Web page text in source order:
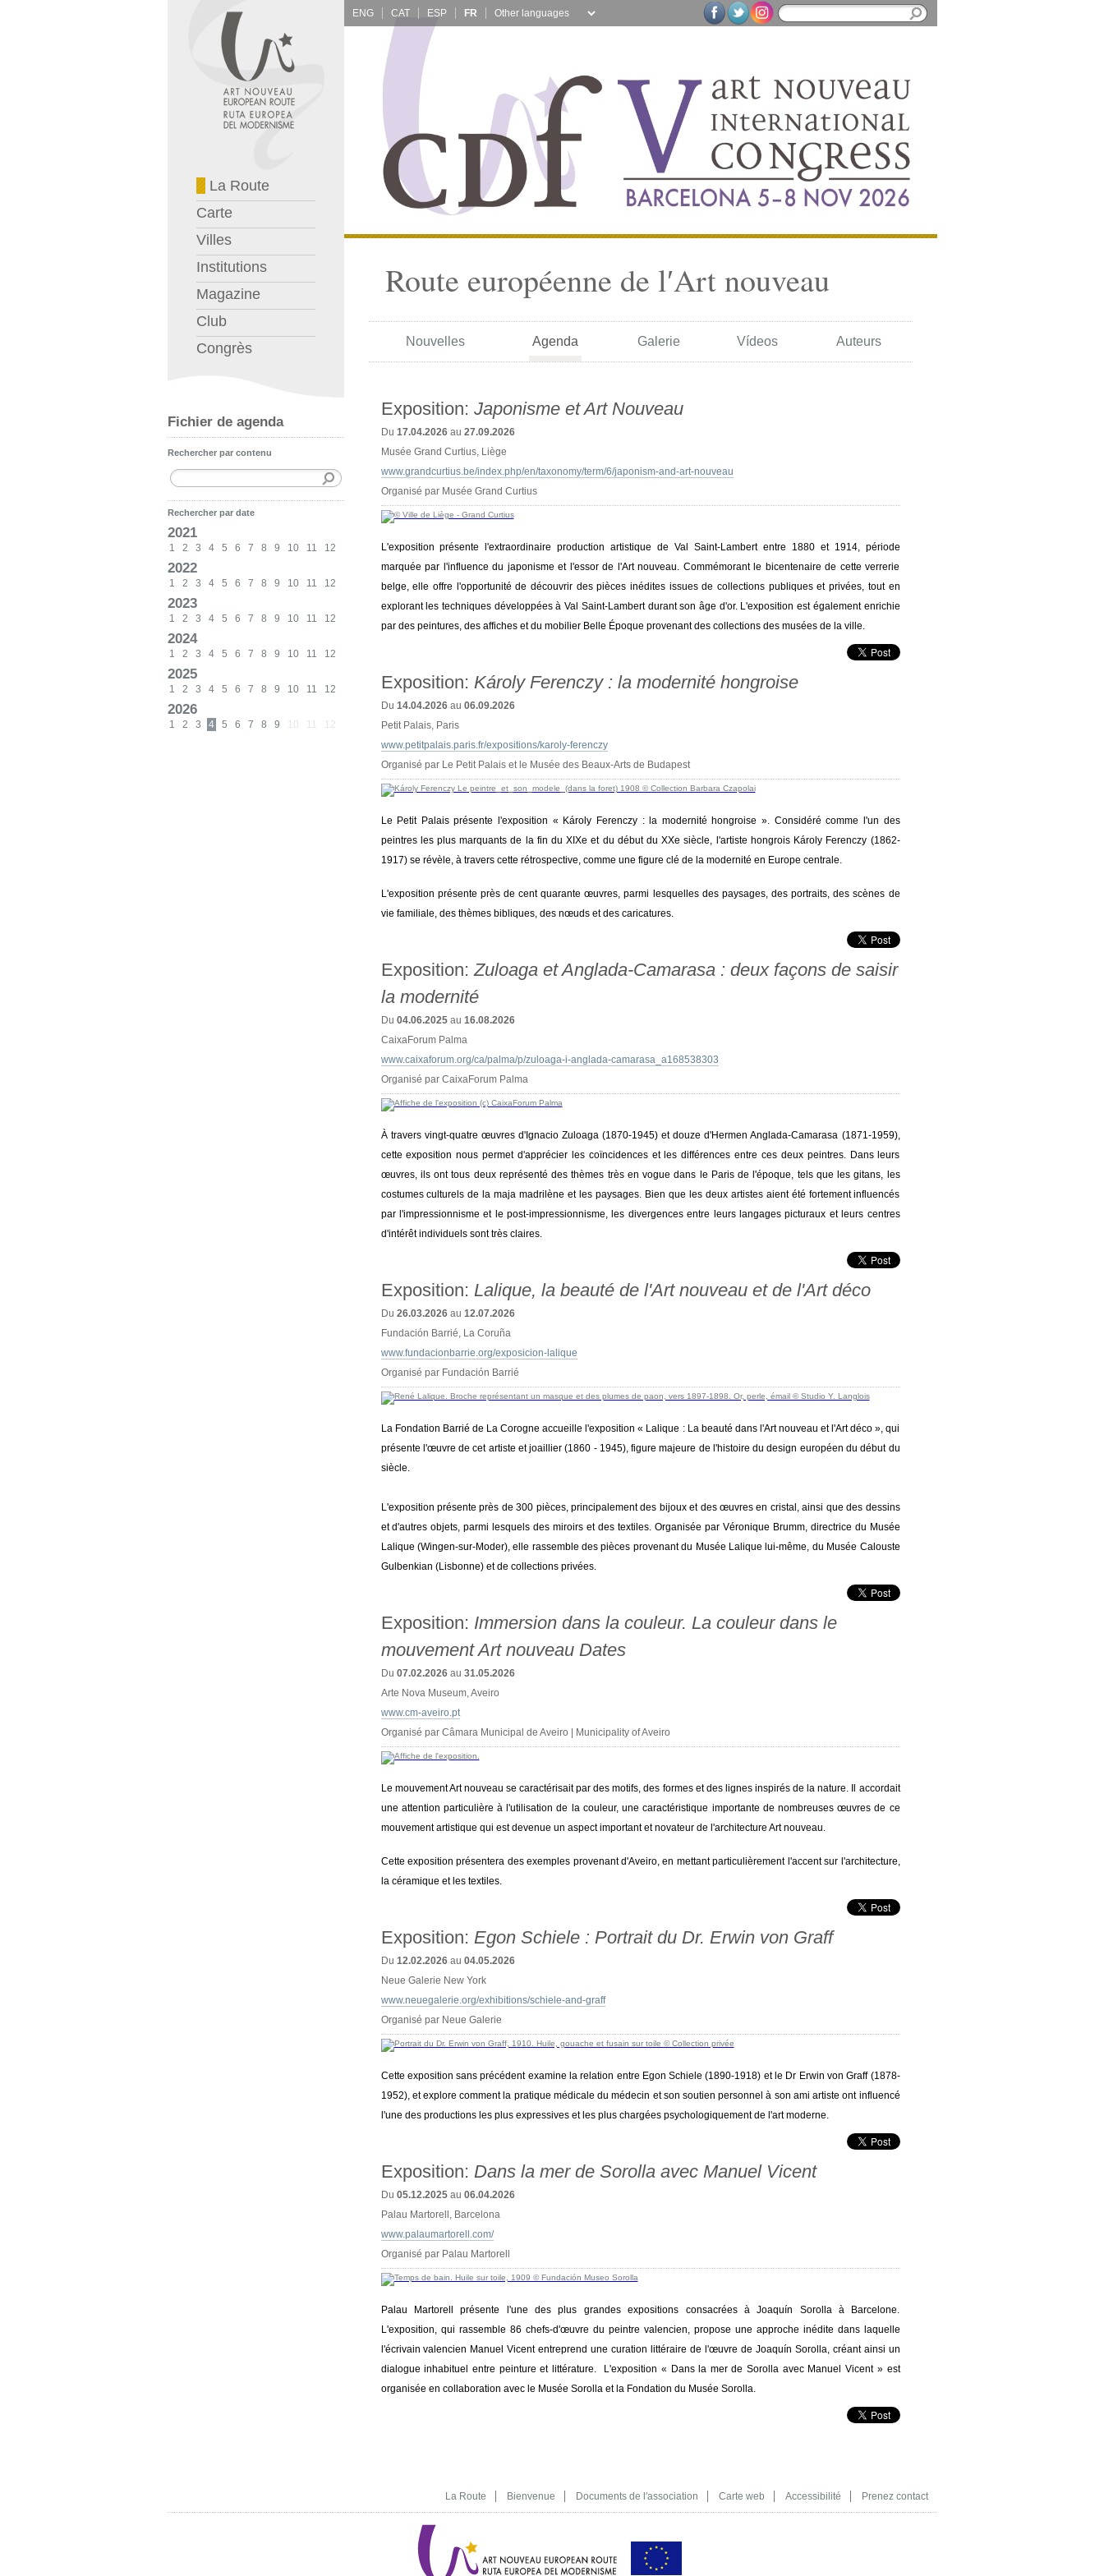
La Route
Carte
Villes
Institutions
Magazine
Club
Congrès
Fichier de agenda
Rechercher par contenu
Rechercher par date
2021
1 2 3 4 5 6 7 8 9 10 11 12
2022
1 2 3 4 5 6 7 8 9 10 11 12
2023
1 2 3 4 5 6 7 8 9 10 11 12
2024
1 2 3 4 5 6 7 8 9 10 11 12
2025
1 2 3 4 5 6 7 8 9 10 11 12
2026
1 2 3 4 5 6 7 8 9 10 11 12
ENG CAT ESP FR
Route européenne de l′Art nouveau
Nouvelles Agenda Galerie Vídeos Auteurs
Exposition: Japonisme et Art Nouveau
Du 17.04.2026au 27.09.2026
Musée Grand Curtius, Liège
www.grandcurtius.be/index.php/en/taxonomy/term/6/japonism-and-art-nouveau
Organisé par Musée Grand Curtius
L'exposition présente l'extraordinaire production artistique de Val Saint-Lambert entre 1880 et 1914, période
marquée par l'influence du japonisme et l'essor de l'Art nouveau. Commémorant le bicentenaire de cette verrerie
belge, elle offre l'opportunité de découvrir des pièces inédites issues de collections publiques et privées, tout en
explorant les techniques développées à Val Saint-Lambert durant son âge d'or. L'exposition est également enrichie
par des peintures, des affiches et du mobilier Belle Époque provenant des collections des musées de la ville.
Exposition: Károly Ferenczy : la modernité hongroise
Du 14.04.2026au 06.09.2026
Petit Palais, Paris
www.petitpalais.paris.fr/expositions/karoly-ferenczy
Organisé par Le Petit Palais et le Musée des Beaux-Arts de Budapest
Le Petit Palais présente l'exposition « Károly Ferenczy : la modernité hongroise ». Considéré comme l'un des
peintres les plus marquants de la fin du XIXe et du début du XXe siècle, l'artiste hongrois Károly Ferenczy (1862-
1917) se révèle, à travers cette rétrospective, comme une figure clé de la modernité en Europe centrale.
L'exposition présente près de cent quarante œuvres, parmi lesquelles des paysages, des portraits, des scènes de
vie familiale, des thèmes bibliques, des nœuds et des caricatures.
Exposition:Zuloaga et Anglada-Camarasa : deux façons de saisir
la modernité
Du 04.06.2025au 16.08.2026
CaixaForum Palma
www.caixaforum.org/ca/palma/p/zuloaga-i-anglada-camarasa_a168538303
Organisé par CaixaForum Palma
À travers vingt-quatre œuvres d'Ignacio Zuloaga (1870-1945) et douze d'Hermen Anglada-Camarasa (1871-1959),
cette exposition nous permet d'apprécier les coïncidences et les différences entre ces deux peintres. Dans leurs
œuvres, ils ont tous deux représenté des thèmes très en vogue dans le Paris de l'époque, tels que les gitans, les
costumes culturels de la maja madrilène et les paysages. Bien que les deux artistes aient été fortement influencés
par l'impressionnisme et le post-impressionnisme, les divergences entre leurs langages picturaux et leurs centres
d'intérêt individuels sont très claires.
Exposition: Lalique, la beauté de l'Art nouveau et de l'Art déco
Du 26.03.2026au 12.07.2026
Fundación Barrié, La Coruña
www.fundacionbarrie.org/exposicion-lalique
Organisé par Fundación Barrié
La Fondation Barrié de La Corogne accueille l'exposition « Lalique : La beauté dans l'Art nouveau et l'Art déco », qui
présente l'œuvre de cet artiste et joaillier (1860 - 1945), figure majeure de l'histoire du design européen du début du
siècle.
L'exposition présente près de 300 pièces, principalement des bijoux et des œuvres en cristal, ainsi que des dessins
et d'autres objets, parmi lesquels des miroirs et des textiles. Organisée par Véronique Brumm, directrice du Musée
Lalique (Wingen-sur-Moder), elle rassemble des pièces provenant du Musée Lalique lui-même, du Musée Calouste
Gulbenkian (Lisbonne) et de collections privées.
Exposition: Immersion dans la couleur. La couleur dans le
mouvement Art nouveau Dates
Du 07.02.2026au 31.05.2026
Arte Nova Museum, Aveiro
www.cm-aveiro.pt
Organisé par Câmara Municipal de Aveiro | Municipality of Aveiro
Le mouvement Art nouveau se caractérisait par des motifs, des formes et des lignes inspirés de la nature. Il accordait
une attention particulière à l'utilisation de la couleur, une caractéristique importante de nombreuses œuvres de ce
mouvement artistique qui est devenue un aspect important et novateur de l'architecture Art nouveau.
Cette exposition présentera des exemples provenant d'Aveiro, en mettant particulièrement l'accent sur l'architecture,
la céramique et les textiles.
Exposition: Egon Schiele : Portrait du Dr. Erwin von Graff
Du 12.02.2026au 04.05.2026
Neue Galerie New York
www.neuegalerie.org/exhibitions/schiele-and-graff
Organisé par Neue Galerie
Cette exposition sans précédent examine la relation entre Egon Schiele (1890-1918) et le Dr Erwin von Graff (1878-
1952), et explore comment la pratique médicale du médecin et son soutien personnel à son ami artiste ont influencé
l'une des productions les plus expressives et les plus chargées psychologiquement de l'art moderne.
Exposition: Dans la mer de Sorolla avec Manuel Vicent
Du 05.12.2025au 06.04.2026
Palau Martorell, Barcelona
www.palaumartorell.com/
Organisé par Palau Martorell
Palau Martorell présente l'une des plus grandes expositions consacrées à Joaquín Sorolla à Barcelone.
L'exposition, qui rassemble 86 chefs-d'œuvre du peintre valencien, propose une approche inédite dans laquelle
l'écrivain valencien Manuel Vicent entreprend une curation littéraire de l'œuvre de Joaquín Sorolla, créant ainsi un
dialogue inhabituel entre peinture et littérature. L'exposition « Dans la mer de Sorolla avec Manuel Vicent » est
organisée en collaboration avec le Musée Sorolla et la Fondation du Musée Sorolla.
La Route Bienvenue Documents de l′association Carte web Accessibilité Prenez contact